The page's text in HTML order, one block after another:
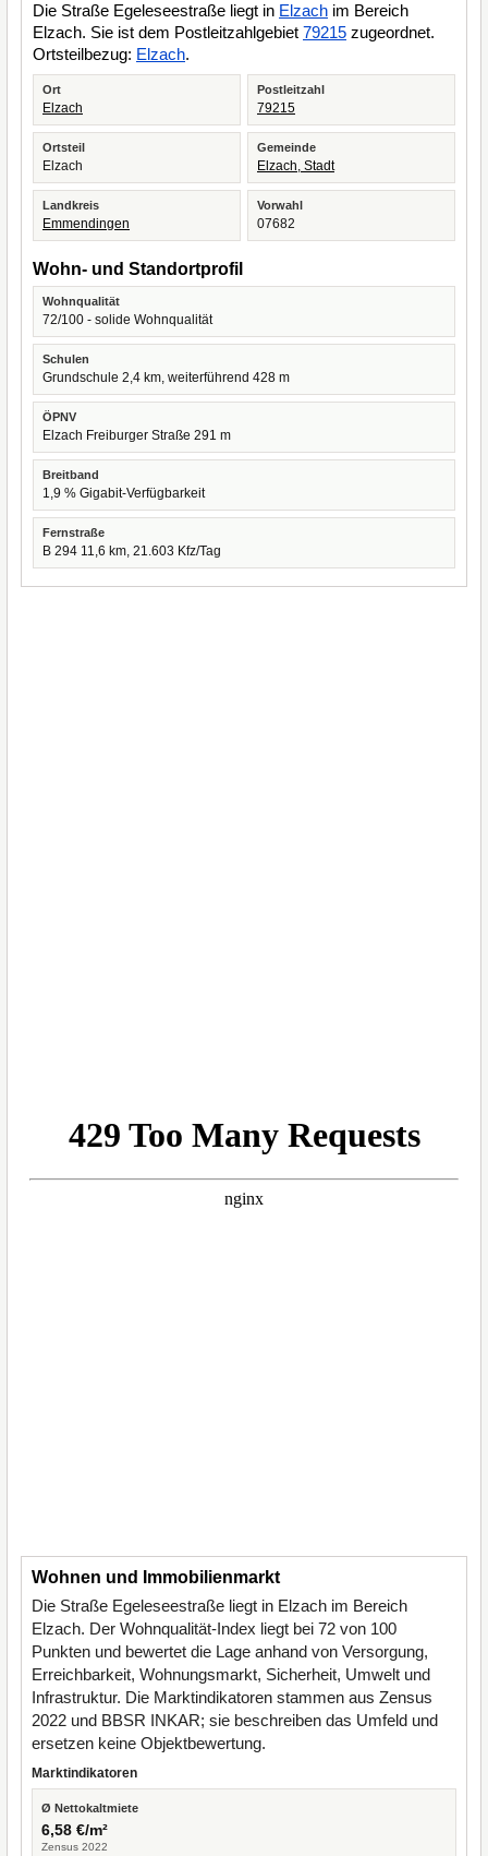
Die Straße Egeleseestraße liegt in Elzach im Bereich
Elzach. Sie ist dem Postleitzahlgebiet 79215 zugeordnet.
Ortsteilbezug: Elzach.
Ort
Elzach
Postleitzahl
79215
Ortsteil
Elzach
Gemeinde
Elzach, Stadt
Landkreis
Emmendingen
Vorwahl
07682
Wohn- und Standortprofil
Wohnqualität
72/100 - solide Wohnqualität
Schulen
Grundschule 2,4 km, weiterführend 428 m
ÖPNV
Elzach Freiburger Straße 291 m
Breitband
1,9 % Gigabit-Verfügbarkeit
Fernstraße
B 294 11,6 km, 21.603 Kfz/Tag
Wohnen und Immobilienmarkt
Die Straße Egeleseestraße liegt in Elzach im Bereich
Elzach. Der Wohnqualität-Index liegt bei 72 von 100
Punkten und bewertet die Lage anhand von Versorgung,
Erreichbarkeit, Wohnungsmarkt, Sicherheit, Umwelt und
Infrastruktur. Die Marktindikatoren stammen aus Zensus
2022 und BBSR INKAR; sie beschreiben das Umfeld und
ersetzen keine Objektbewertung.
Marktindikatoren
Ø Nettokaltmiete
6,58 €/m²
Zensus 2022